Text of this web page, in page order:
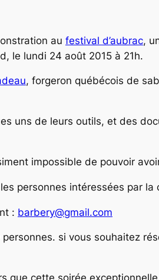
au festival d’aubrac,
le lundi 24 août 2015 à 21h.
, forgeron québécois de
uns de leurs outils, et des
impossible de pouvoir
personnes intéressées par
: barbery@gmail.com
si vous souhaitez